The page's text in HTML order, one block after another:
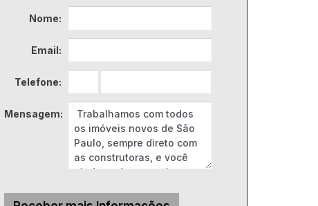
Nome:
Email:
Telefone:
Mensagem: